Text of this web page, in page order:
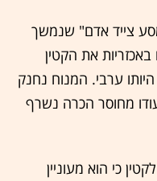
צייד אדם" שנמשך
את הקטין
ערבי. המנוח נחנק
מחוסר הכרה נשרף
אמר לקטין כי הוא מעוניין